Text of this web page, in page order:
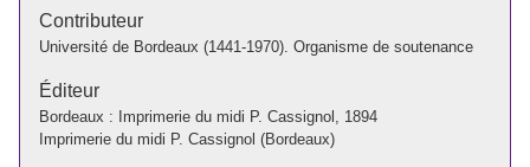
Contributeur
Université de Bordeaux (1441-1970). Organisme de soutenance
Éditeur
Bordeaux : Imprimerie du midi P. Cassignol, 1894
Imprimerie du midi P. Cassignol (Bordeaux)